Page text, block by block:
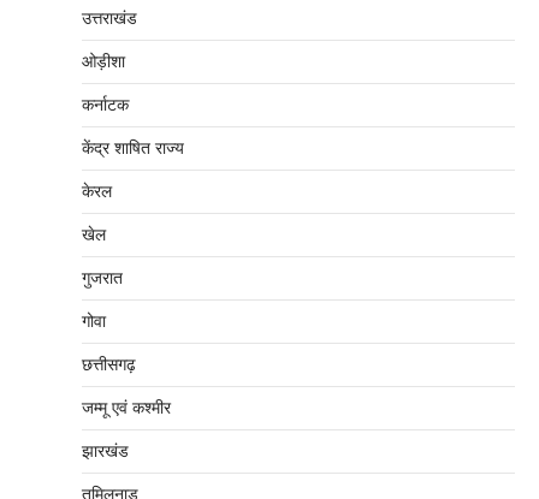
उत्तराखंड
ओड़ीशा
कर्नाटक
केंद्र शाषित राज्य
केरल
खेल
गुजरात
गोवा
छत्तीसगढ़
जम्‍मू एवं कश्‍मीर
झारखंड
तमिलनाडु